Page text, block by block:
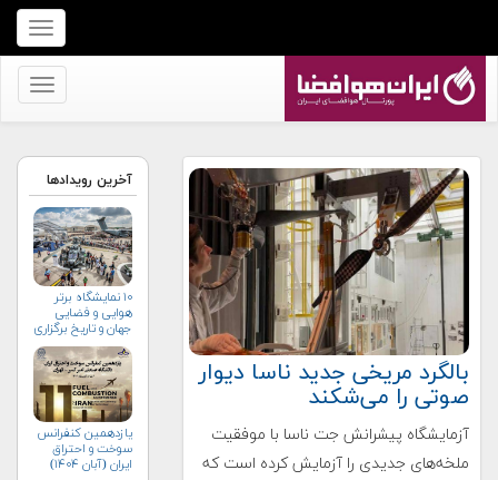
برای
نمایش
منو
برای
کنید
بالگرد مریخی جدید ناسا دیوار
صوتی را می‌شکند
آزمایشگاه پیشرانش جت ناسا با موفقیت
ملخه‌های جدیدی را آزمایش کرده است که
آخرین رویدادها
۱۰ نمایشگاه برتر
هوایی و فضایی
جهان و تاریخ برگزاری
آن‌ها
یازدهمین کنفرانس
سوخت و احتراق
ایران (آبان‌ ۱۴۰۴)